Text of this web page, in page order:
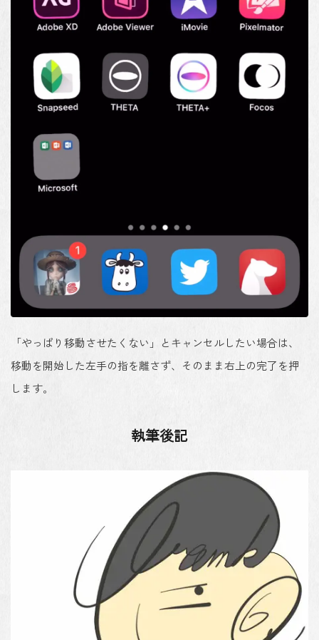
「やっぱり移動させたくない」とキャンセルしたい場合は、
移動を開始した左手の指を離さず、そのまま右上の完了を押
します。
執筆後記